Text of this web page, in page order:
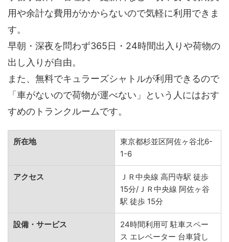
用や余計な費用がかからないので気軽に利用できま
す。
早朝・深夜を問わず365日・24時間出入りや荷物の
出し入りが自由。
また、無料でキュラーズシャトルが利用できるので
「車がないので荷物が運べない」という人にはおす
すめのトランクルームです。
所在地
東京都杉並区阿佐ヶ谷北6-
1-6
アクセス
ＪＲ中央線 高円寺駅 徒歩
15分/ＪＲ中央線 阿佐ヶ谷
駅 徒歩 15分
設備・サービス
24時間利用可 駐車スペー
ス エレベーター 台車貸し